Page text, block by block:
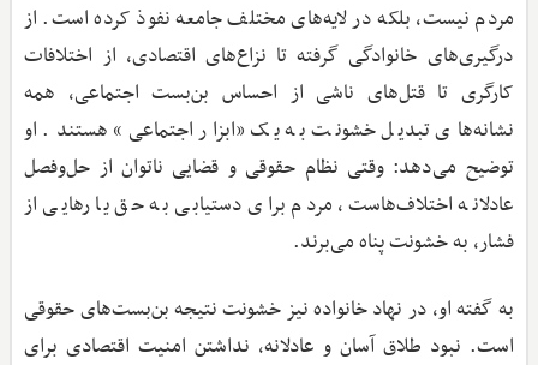
مردم نیست، بلکه در لایه‌های مختلف جامعه نفوذ کرده است. از
درگیری‌های خانوادگی گرفته تا نزاع‌های اقتصادی، از اختلافات
کارگری تا قتل‌های ناشی از احساس بن‌بست اجتماعی، همه
نشانه‌های تبدیل خشونت به یک «ابزار اجتماعی» هستند. او
توضیح می‌دهد: وقتی نظام حقوقی و قضایی ناتوان از حل‌وفصل
عادلانه اختلاف‌هاست، مردم برای دستیابی به حق یا رهایی از
فشار، به خشونت پناه می‌برند.
به گفته او، در نهاد خانواده نیز خشونت نتیجه بن‌بست‌های حقوقی
است. نبود طلاق آسان و عادلانه، نداشتن امنیت اقتصادی برای